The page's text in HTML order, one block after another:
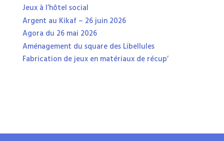
Jeux à l’hôtel social
Argent au Kikaf – 26 juin 2026
Agora du 26 mai 2026
Aménagement du square des Libellules
Fabrication de jeux en matériaux de récup’